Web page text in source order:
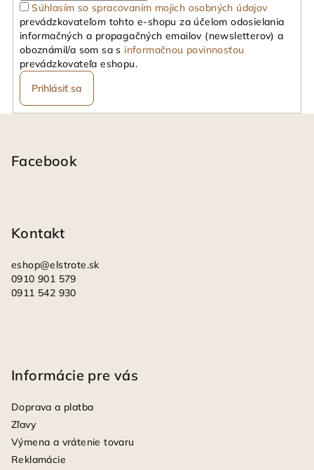
Súhlasím so spracovaním mojich osobných údajov
prevádzkovateľom tohto e-shopu za účelom odosielania
informačných a propagačných emailov (newsletterov) a
oboznámil/a som sa s informačnou povinnosťou
prevádzkovateľa eshopu.
Prihlásiť sa
Facebook
Kontakt
eshop@elstrote.sk
0910 901 579
0911 542 930
Informácie pre vás
Doprava a platba
Zľavy
Výmena a vrátenie tovaru
Reklamácie